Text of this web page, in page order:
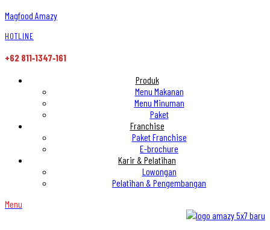
Magfood Amazy
HOTLINE
+62 811‑1347‑161
Produk
Menu Makanan
Menu Minuman
Paket
Franchise
Paket Franchise
E-brochure
Karir & Pelatihan
Lowongan
Pelatihan & Pengembangan
Menu